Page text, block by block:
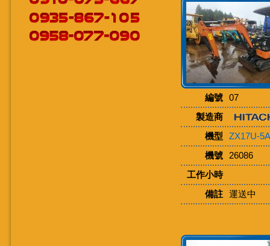
編號
07
製造商
機型
ZX17U-5A
機號
26086
工作小時
備註
運送中